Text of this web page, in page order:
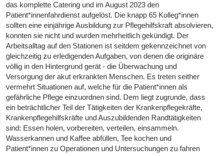
das komplette Catering und im August 2023 den
Patient*innenfahrdienst aufgelöst. Die knapp 65 Kolleg*innen
sollten eine einjährige Ausbildung zur Pflegehilfskraft absolvieren,
konnten sie nicht und wurden mehrheitlich gekündigt. Der
Arbeitsalltag auf den Stationen ist seitdem gekennzeichnet von
gleichzeitig zu erledigenden Aufgaben, von denen die originäre
völlig in den Hintergrund gerät - die Überwachung und
Versorgung der akut erkrankten Menschen. Es treten seither
vermehrt Situationen auf, welche für die Patient*innen als
gefährliche Pflege einzuordnen sind. Dem liegt zugrunde, dass
ein beträchtlicher Teil der Tätigkeiten der Krankenpflegekräfte,
Krankenpflegehilfskräfte und Auszubildenden Randtätigkeiten
sind: Essen holen, vorbereiten, verteilen, einsammeln.
Wasserkannen und Kaffee abfüllen, Tee kochen und
Patient*innen zu Operationen und Untersuchungen zu fahren